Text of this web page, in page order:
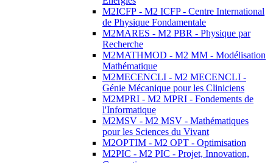
M2ICFP - M2 ICFP - Centre International
de Physique Fondamentale
M2MARES - M2 PBR - Physique par
Recherche
M2MATHMOD - M2 MM - Modélisation
Mathématique
M2MECENCLI - M2 MECENCLI -
Génie Mécanique pour les Cliniciens
M2MPRI - M2 MPRI - Fondements de
l'Informatique
M2MSV - M2 MSV - Mathématiques
pour les Sciences du Vivant
M2OPTIM - M2 OPT - Optimisation
M2PIC - M2 PIC - Projet, Innovation,